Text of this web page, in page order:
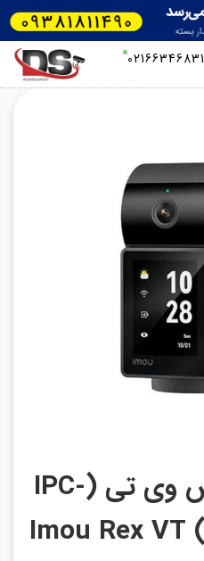
02166346831
دوربین آیمو رکس وی تی (IPC-